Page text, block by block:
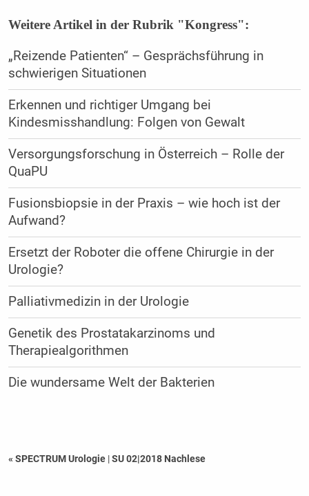
Weitere Artikel in der Rubrik "Kongress":
„Reizende Patienten“ – Gesprächsführung in
schwierigen Situationen
Erkennen und richtiger Umgang bei
Kindesmisshandlung: Folgen von Gewalt
Versorgungsforschung in Österreich – Rolle der
QuaPU
Fusionsbiopsie in der Praxis – wie hoch ist der
Aufwand?
Ersetzt der Roboter die offene Chirurgie in der
Urologie?
Palliativmedizin in der Urologie
Genetik des Prostatakarzinoms und
Therapiealgorithmen
Die wundersame Welt der Bakterien
« SPECTRUM Urologie |SU 02|2018 Nachlese